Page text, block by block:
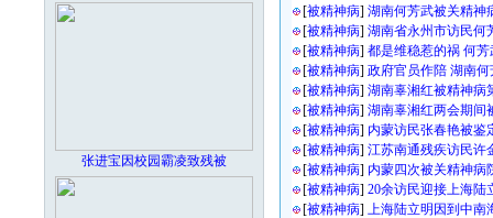
张进宝因校园霸凌致残被
[被精神病] 湖南何芳武被关精神
[被精神病] 湖南省永州市访民何
[被精神病] 都是维稳惹的祸 何
[被精神病] 政府官员作陪 湖南
[被精神病] 湖南辜湘红被精神病
[被精神病] 湖南辜湘红两会期间
[被精神病] 内蒙访民张春艳被鉴
[被精神病] 江苏南通残疾访民许
[被精神病] 内蒙四次被关精神病
[被精神病] 20余访民迎接上海陆
[被精神病] 上海陆立明因到中南